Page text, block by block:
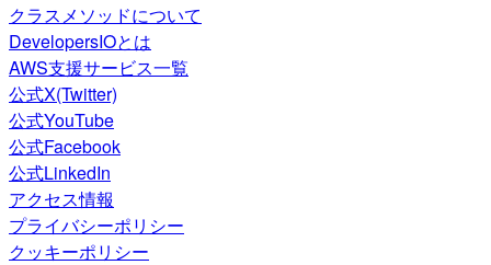
クラスメソッドについて
DevelopersIOとは
AWS支援サービス一覧
公式X(Twitter)
公式YouTube
公式Facebook
公式LinkedIn
アクセス情報
プライバシーポリシー
クッキーポリシー